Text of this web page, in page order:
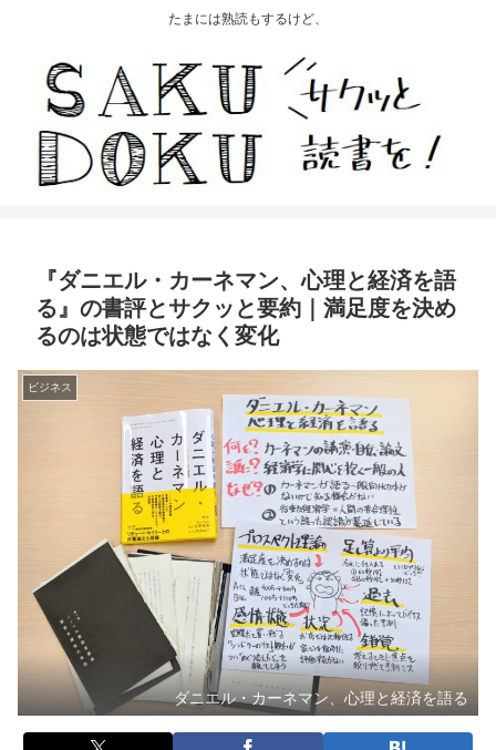
たまには熟読もするけど、
『ダニエル・カーネマン、心理と経済を語
る』の書評とサクッと要約｜満足度を決め
るのは状態ではなく変化
ビジネス
ダニエル・カーネマン、心理と経済を語る